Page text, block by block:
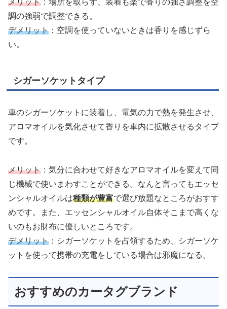
調の強弱で調整できる。
デメリット ：空調を使っていないときは香りを感じずら
い。
シガーソケットタイプ
車のシガーソケットに装着し、電気の力で熱を発生させ、
アロマオイルを気化させて香りを車内に拡散させるタイプ
です。
メリット ：気分に合わせて好きなアロマオイルを変えて同
じ機械で使いまわすことができる。なんと言ってもエッセ
ンシャルオイルは種類が豊富で選び放題なところがおすす
めです。また、エッセンシャルオイル自体そこまで高くな
いのもお財布に優しいところです。
デメリット ：シガーソケットを占領するため、シガーソケ
ットを使って携帯の充電をしている場合は邪魔になる。
おすすめのカータグブランド